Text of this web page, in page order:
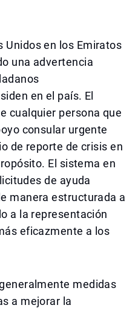
Unidos en los Emiratos
una advertencia
en el país. El
cualquier persona que
consular urgente
de reporte de crisis en
El sistema en
de ayuda
manera estructurada a
a la representación
eficazmente a los
medidas
a mejorar la